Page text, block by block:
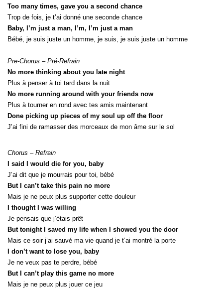
Too many times, gave you a second chance
Trop de fois, je t’ai donné une seconde chance
Baby, I’m just a man, I’m, I’m just a man
Bébé, je suis juste un homme, je suis, je suis juste un homme
Pre-Chorus – Pré-Refrain
No more thinking about you late night
Plus à penser à toi tard dans la nuit
No more running around with your friends now
Plus à tourner en rond avec tes amis maintenant
Done picking up pieces of my soul up off the floor
J’ai fini de ramasser des morceaux de mon âme sur le sol
Chorus – Refrain
I said I would die for you, baby
J’ai dit que je mourrais pour toi, bébé
But I can’t take this pain no more
Mais je ne peux plus supporter cette douleur
I thought I was willing
Je pensais que j’étais prêt
But tonight I saved my life when I showed you the door
Mais ce soir j’ai sauvé ma vie quand je t’ai montré la porte
I don’t want to lose you, baby
Je ne veux pas te perdre, bébé
But I can’t play this game no more
Mais je ne peux plus jouer ce jeu